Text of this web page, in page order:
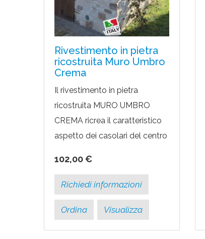
Rivestimento in pietra
ricostruita Muro Umbro
Crema
Il rivestimento in pietra
ricostruita MURO UMBRO
CREMA ricrea il caratteristico
aspetto dei casolari del centro
materiali come l'arenaria e i
mattoni di recupero....
102,00 €
Richiedi informazioni
Ordina Visualizza